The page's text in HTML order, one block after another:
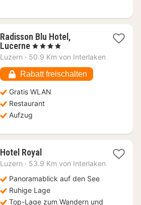
Radisson Blu Hotel,
Lucerne1
Nacht
233,56
€
, 4 Sterne
Luzern · 50.9 Km von Interlaken
Rabatt freischalten
Gratis WLAN
Restaurant
Aufzug
Hotel Royal1
Nacht
274,46
€
Luzern · 53.9 Km von Interlaken
Panoramablick auf den See
Ruhige Lage
Top-Lage zum Wandern und